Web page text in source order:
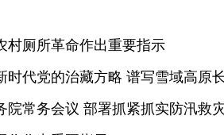
村厕所革命作出重要指示
时代党的治藏方略 谱写雪域高原
院常务会议 部署抓紧抓实防汛救